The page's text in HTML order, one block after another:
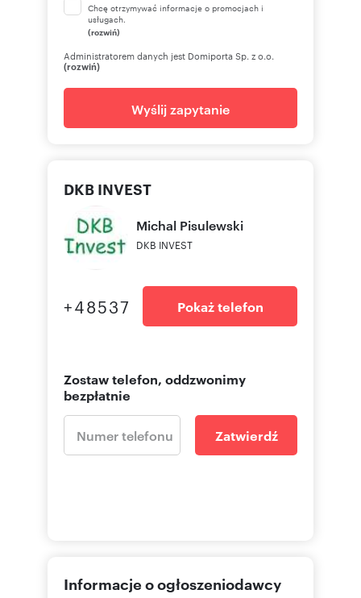
Chcę otrzymywać informacje o promocjach i
usługach.
(rozwiń)
Administratorem danych jest Domiporta Sp. z o.o.
(rozwiń)
Wyślij zapytanie
DKB INVEST
Michal Pisulewski
DKB INVEST
+48537 Pokaż telefon
Zostaw telefon, oddzwonimy
bezpłatnie
Zatwierdź
Informacje o ogłoszeniodawcy